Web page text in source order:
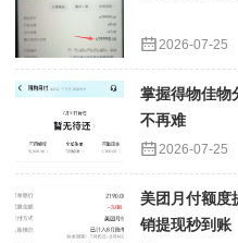
2026-07-25
掌握得物佳物
不再难
2026-07-25
美团月付额度
销提现秒到账